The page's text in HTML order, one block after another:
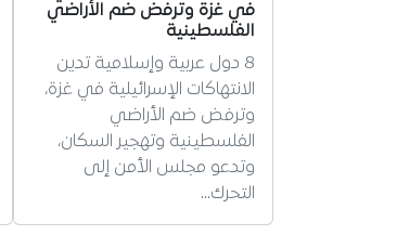
في غزة وترفض ضم الأراضي
الفلسطينية
8 دول عربية وإسلامية تدين
الانتهاكات الإسرائيلية في غزة،
وترفض ضم الأراضي
الفلسطينية وتهجير السكان،
وتدعو مجلس الأمن إلى
التحرك…